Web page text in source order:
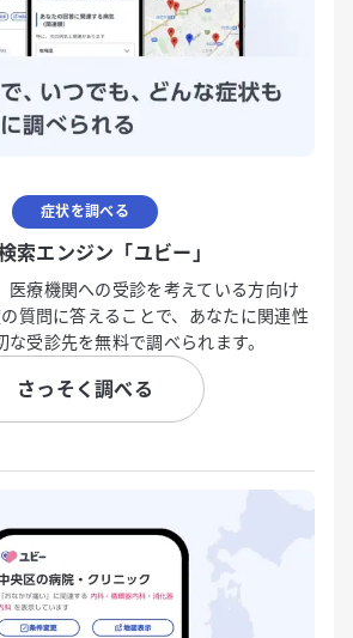
症状を調べる
索エンジン「ユビー」
医療機関への受診を考えている方向け
質問に答えることで、あなたに関連性
受診先を無料で調べられます。
さっそく調べる